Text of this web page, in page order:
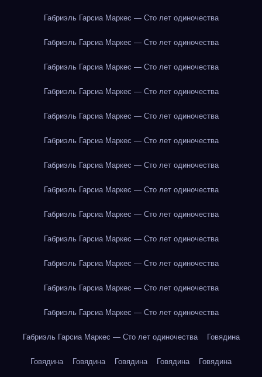
Габриэль Гарсиа Маркес — Сто лет одиночества
Габриэль Гарсиа Маркес — Сто лет одиночества
Габриэль Гарсиа Маркес — Сто лет одиночества
Габриэль Гарсиа Маркес — Сто лет одиночества
Габриэль Гарсиа Маркес — Сто лет одиночества
Габриэль Гарсиа Маркес — Сто лет одиночества
Габриэль Гарсиа Маркес — Сто лет одиночества
Габриэль Гарсиа Маркес — Сто лет одиночества
Габриэль Гарсиа Маркес — Сто лет одиночества
Габриэль Гарсиа Маркес — Сто лет одиночества
Габриэль Гарсиа Маркес — Сто лет одиночества
Габриэль Гарсиа Маркес — Сто лет одиночества
Габриэль Гарсиа Маркес — Сто лет одиночества
Габриэль Гарсиа Маркес — Сто лет одиночества Говядина
Говядина Говядина Говядина Говядина Говядина